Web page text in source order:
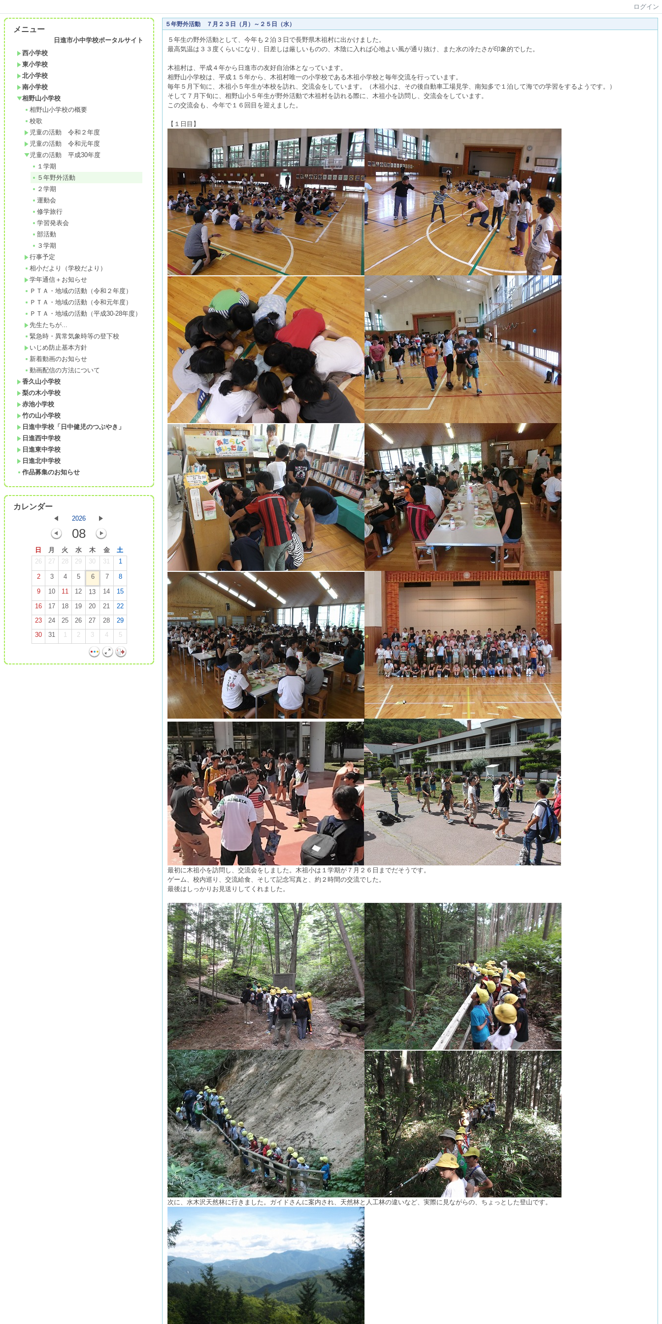
ログイン
メニュー
日進市小中学校ポータルサイト
西小学校
東小学校
北小学校
南小学校
相野山小学校
相野山小学校の概要
校歌
児童の活動 令和２年度
児童の活動 令和元年度
児童の活動 平成30年度
１学期
５年野外活動
２学期
運動会
修学旅行
学習発表会
部活動
３学期
行事予定
相小だより（学校だより）
学年通信＋お知らせ
ＰＴＡ・地域の活動（令和２年度）
ＰＴＡ・地域の活動（令和元年度）
ＰＴＡ・地域の活動（平成30-28年度）
先生たちが...
緊急時・異常気象時等の登下校
いじめ防止基本方針
新着動画のお知らせ
動画配信の方法について
香久山小学校
梨の木小学校
赤池小学校
竹の山小学校
日進中学校「日中健児のつぶやき」
日進西中学校
日進東中学校
日進北中学校
作品募集のお知らせ
カレンダー
2026
08
日 月 火 水 木 金
土
26
27 28 29 30 31 1
2 3 4 5 6 7
8
9
10 11 12 13 14
15
16
17 18 19 20 21
22
23
24 25 26 27 28
29
30
31 1 2 3 4 5
５年野外活動 ７月２３日（月）～２５日（水）
５年生の野外活動として、今年も２泊３日で長野県木祖村に出かけました。
最高気温は３３度くらいになり、日差しは厳しいものの、木陰に入れば心地よい風が通り抜け、また水の冷たさが印象的でした。
木祖村は、平成４年から日進市の友好自治体となっています。
相野山小学校は、平成１５年から、木祖村唯一の小学校である木祖小学校と毎年交流を行っています。
毎年５月下旬に、木祖小５年生が本校を訪れ、交流会をしています。（木祖小は、その後自動車工場見学、南知多で１泊して海での学習をするようです。）
そして７月下旬に、相野山小５年生が野外活動で木祖村を訪れる際に、木祖小を訪問し、交流会をしています。
この交流会も、今年で１６回目を迎えました。
【１日目】
最初に木祖小を訪問し、交流会をしました。木祖小は１学期が７月２６日までだそうです。
ゲーム、校内巡り、交流給食、そして記念写真と、約２時間の交流でした。
最後はしっかりお見送りしてくれました。
次に、水木沢天然林に行きました。ガイドさんに案内され、天然林と人工林の違いなど、実際に見ながらの、ちょっとした登山です。